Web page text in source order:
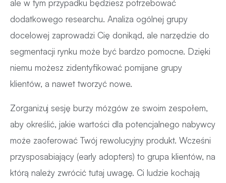
ale w tym przypadku będziesz potrzebować
dodatkowego researchu. Analiza ogólnej grupy
docelowej zaprowadzi Cię donikąd, ale narzędzie do
segmentacji rynku może być bardzo pomocne. Dzięki
niemu możesz zidentyfikować pomijane grupy
klientów, a nawet tworzyć nowe.
Zorganizuj sesję burzy mózgów ze swoim zespołem,
aby określić, jakie wartości dla potencjalnego nabywcy
może zaoferować Twój rewolucyjny produkt. Wcześni
przysposabiający (early adopters) to grupa klientów, na
którą należy zwrócić tutaj uwagę. Ci ludzie kochają